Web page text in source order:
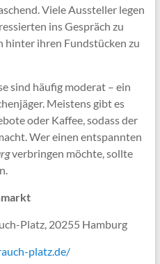
Viele Aussteller legen
ins Gespräch zu
hinter ihren Fundstücken zu
sind häufig moderat – ein
Meistens gibt es
oder Kaffee, sodass der
Wer einen entspannten
verbringen möchte, sollte
Platz, 20255 Hamburg
platz.de/